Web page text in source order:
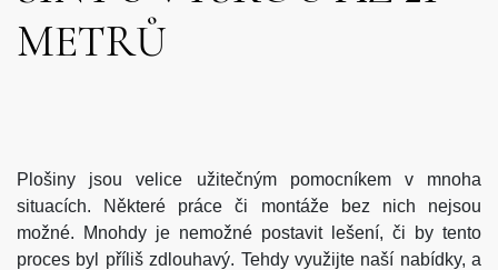
METRŮ
Plošiny jsou velice užitečným pomocníkem v mnoha
situacích. Některé práce či montáže bez nich nejsou
možné. Mnohdy je nemožné postavit lešení, či by tento
proces byl příliš zdlouhavý. Tehdy využijte naší nabídky, a